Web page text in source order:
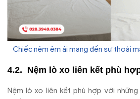
Chiếc nệm êm ái mang đến sự thoải
Nệm lò xo liên kết phù h
Nệm lò xo liên kết phù hợp với